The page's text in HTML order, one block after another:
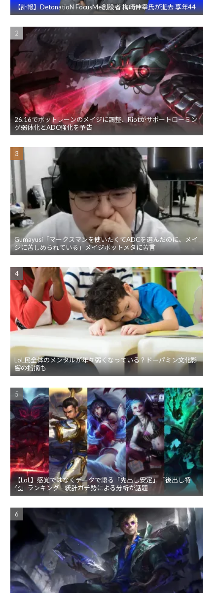
【訃報】DetonatioN FocusMe創設者 梅崎伸幸氏が逝去 享年44
26.16でボットレーンのメイジに調整、Riotがサポートローミン
グ弱体化とADC強化を予告
Gumayusi「マークスマンを使いたくてADCを選んだのに、メイ
ジに苦しめられている」メイジボットメタに苦言
LoL民全体のメンタルが年々弱くなっている？ドーパミン文化影
響の指摘も
【LoL】感覚ではなくデータで語る「先出し安定」「後出し特
化」ランキング - 統計ガチ勢による分析が話題